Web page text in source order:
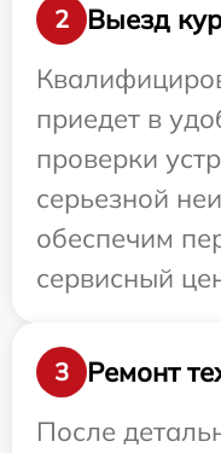
2
Выезд
приедет в
проверки
серьезной
обеспечим
сервисный
3
Ремонт
После